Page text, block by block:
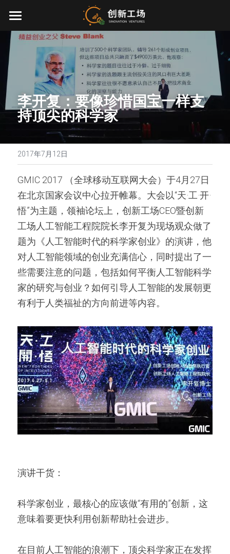
首页
投资业务
最新动态
关于我们
团队介绍
创业服务
环境、社会与治理
联系我们
加入我们
零一万物
EN
李开复：要像珍惜国宝一样支
持顶尖的科学家
2017年7月12日
GMIC 2017 （全球移动互联网大会）于4月27日
在北京国家会议中心拉开帷幕。大会以“天·工·开·
悟”为主题，领袖论坛上，创新工场CEO暨创新
工场人工智能工程院院长李开复为现场观众做了
题为《人工智能时代的科学家创业》的演讲，他
对人工智能领域的创业充满信心，同时提出了一
些需要注意的问题，包括如何平衡人工智能科学
家的研究与创业？如何引导人工智能的发展朝更
有利于人类福祉的方向前进等内容。
演讲干货：
科学家创业，最核心的应该做“有用的”创新，这
意味着要更快利用创新帮助社会进步。
在目前人工智能的浪潮下，顶尖科学家正在发挥